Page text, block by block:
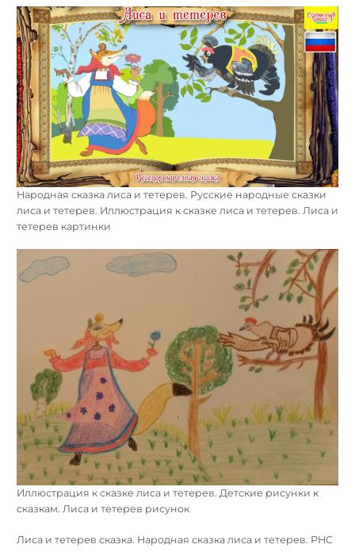
Народная сказка лиса и тетерев. Русские народные сказки
лиса и тетерев. Иллюстрация к сказке лиса и тетерев. Лиса и
тетерев картинки
Иллюстрация к сказке лиса и тетерев. Детские рисунки к
сказкам. Лиса и тетерев рисунок
Лиса и тетерев сказка. Народная сказка лиса и тетерев. РНС